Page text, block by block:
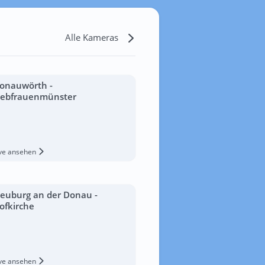
Alle Kameras
-
ansehen
an der Donau -
ansehen